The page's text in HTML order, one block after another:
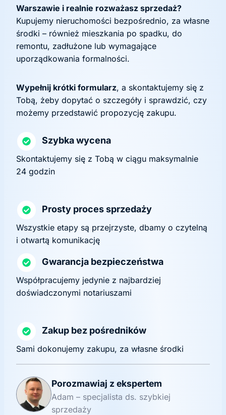
Warszawie i realnie rozważasz sprzedaż?
Kupujemy nieruchomości bezpośrednio, za własne
środki – również mieszkania po spadku, do
remontu, zadłużone lub wymagające
uporządkowania formalności.
Wypełnij krótki formularz, a skontaktujemy się z
Tobą, żeby dopytać o szczegóły i sprawdzić, czy
możemy przedstawić propozycję zakupu.
Szybka wycena
Skontaktujemy się z Tobą w ciągu maksymalnie
24 godzin
Prosty proces sprzedaży
Wszystkie etapy są przejrzyste, dbamy o czytelną
i otwartą komunikację
Gwarancja bezpieczeństwa
Współpracujemy jedynie z najbardziej
doświadczonymi notariuszami
Zakup bez pośredników
Sami dokonujemy zakupu, za własne środki
Porozmawiaj z ekspertem
Adam – specjalista ds. szybkiej
sprzedaży